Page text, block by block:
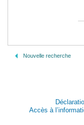
Nouvelle recherche
Accès à